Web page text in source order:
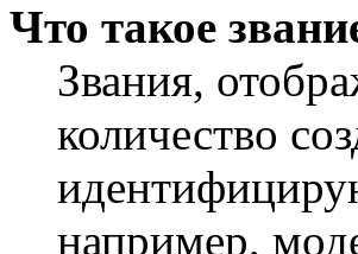
Что такое
Звания,
количество
например,